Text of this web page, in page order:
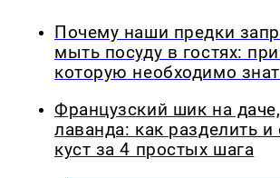
Почему наши предки
мыть посуду в гостях:
которую необходимо
Французский шик на
лаванда: как разделить
куст за 4 простых шага